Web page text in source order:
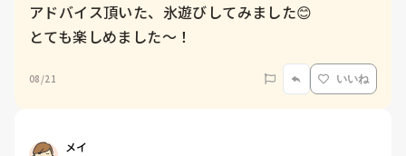
アドバイス頂いた、氷遊びしてみました😊
とても楽しめました〜！
08/21 いいね
メイ